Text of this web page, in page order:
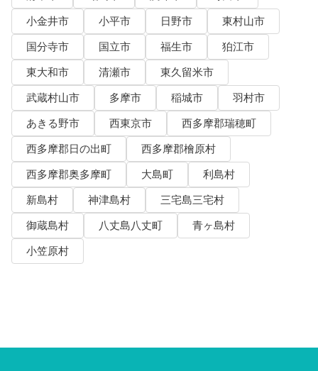
小金井市
小平市 日野市
東村山市
国分寺市
国立市 福生市
狛江市
東大和市
清瀬市
東久留米市
武蔵村山市
多摩市 稲城市
羽村市
あきる野市
西東京市
西多摩郡瑞穂町
西多摩郡日の出町
西多摩郡檜原村
西多摩郡奥多摩町
大島町
利島村
新島村
神津島村
三宅島三宅村
御蔵島村
八丈島八丈町
青ヶ島村
小笠原村